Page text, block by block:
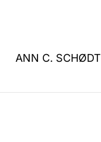
ANN C. SCHØDT